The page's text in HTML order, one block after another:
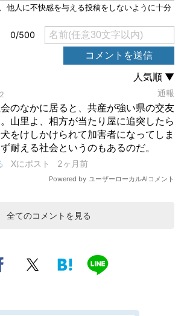
全てのコメントを見る